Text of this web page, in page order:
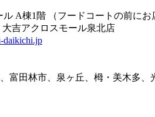
A棟1階 （フードコートの前にお
吉アクロスモール泉北店
daikichi.jp
富田林市、泉ヶ丘、栂・美木多